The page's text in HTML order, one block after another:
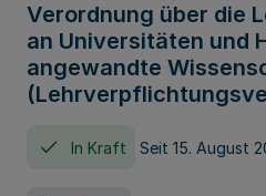
Verordnung über die
an Universitäten und
angewandte
In Kraft Seit 15. August